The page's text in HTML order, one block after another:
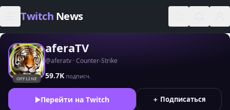
Skip to content
Twitch News
OFFLINE
aferaTV
@aferatv · Counter-Strike
59.7K подписч.
Перейти на Twitch ＋ Подписаться